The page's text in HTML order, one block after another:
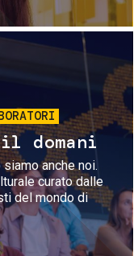
domani
anche noi.
curato dalle
del mondo di